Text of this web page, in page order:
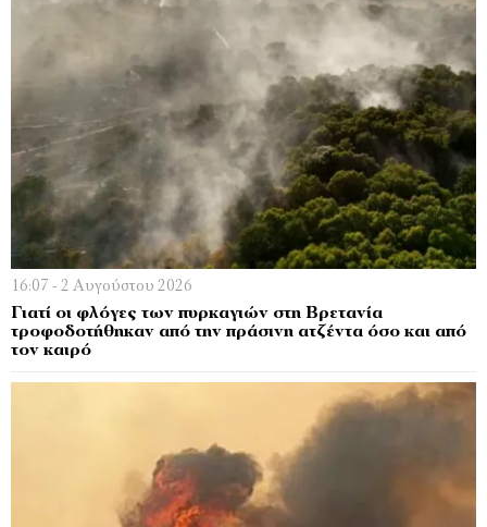
16:07 - 2 Αυγούστου 2026
Γιατί οι φλόγες των πυρκαγιών στη Βρετανία
τροφοδοτήθηκαν από την πράσινη ατζέντα όσο και από
τον καιρό